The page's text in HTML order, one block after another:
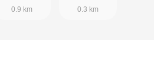
0.9 km
0.3 km